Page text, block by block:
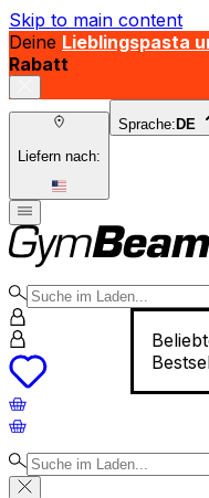
Skip to main content
Deine Lieblingspasta
Rabatt
Liefern nach:
Sprache: DE